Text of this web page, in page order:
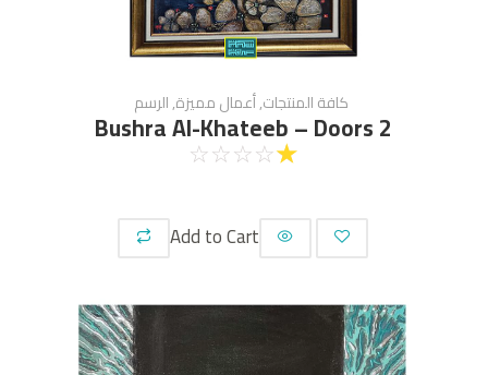
كافة المنتجات,أعمال مميزة,الرسم
Bushra Al-Khateeb – Doors 2
☆
☆
☆
☆
☆
Add to Cart